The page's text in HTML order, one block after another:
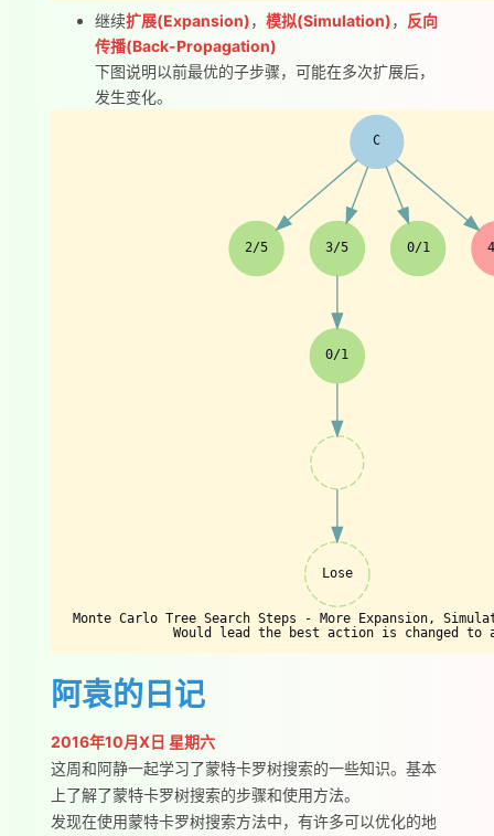
继续扩展(Expansion)， 模拟(Simulation)， 反向
传播(Back-Propagation)
下图说明以前最优的子步骤，可能在多次扩展后，
发生变化。
Monte Carlo Tree Search Steps - More Expansion,
Would lead the best action is changed to
C
2/5 3/5 0/1
0/1
Lose
阿袁的日记
2016年10月X日 星期六
这周和阿静一起学习了蒙特卡罗树搜索的一些知识。基本
上了解了蒙特卡罗树搜索的步骤和使用方法。
发现在使用蒙特卡罗树搜索方法中，有许多可以优化的地